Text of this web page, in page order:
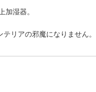
湿器。
リアの邪魔になりません。